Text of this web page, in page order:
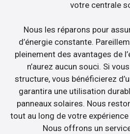
votre centrale
Nous les réparons pour
d’énergie constante.
pleinement des avantages de
n’aurez aucun souci. Si
structure, vous bénéficierez
garantira une utilisation
panneaux solaires. Nous
tout au long de votre expérience
Nous offrons un